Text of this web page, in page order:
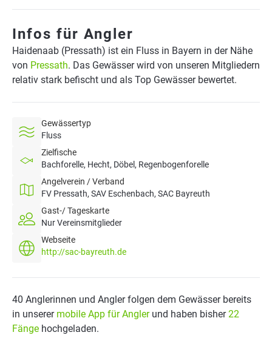
Infos für Angler
Haidenaab (Pressath) ist ein Fluss in Bayern in der Nähe
von Pressath. Das Gewässer wird von unseren Mitgliedern
relativ stark befischt und als Top Gewässer bewertet.
Gewässertyp
Fluss
Zielfische
Bachforelle, Hecht, Döbel, Regenbogenforelle
Angelverein / Verband
FV Pressath, SAV Eschenbach, SAC Bayreuth
Gast-/ Tageskarte
Nur Vereinsmitglieder
Webseite
http://sac-bayreuth.de
40 Anglerinnen und Angler folgen dem Gewässer bereits
in unserer mobile App für Anglerund haben bisher22
Fänge hochgeladen.